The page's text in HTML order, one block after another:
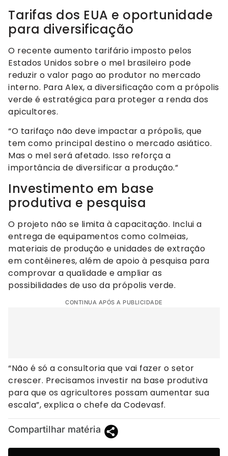
Tarifas dos EUA e oportunidade
para diversificação
O recente aumento tarifário imposto pelos
Estados Unidos sobre o mel brasileiro pode
reduzir o valor pago ao produtor no mercado
interno. Para Alex, a diversificação com a própolis
verde é estratégica para proteger a renda dos
apicultores.
“O tarifaço não deve impactar a própolis, que
tem como principal destino o mercado asiático.
Mas o mel será afetado. Isso reforça a
importância de diversificar a produção.”
Investimento em base
produtiva e pesquisa
O projeto não se limita à capacitação. Inclui a
entrega de equipamentos como colmeias,
materiais de produção e unidades de extração
em contêineres, além de apoio à pesquisa para
comprovar a qualidade e ampliar as
possibilidades de uso da própolis verde.
CONTINUA APÓS A PUBLICIDADE
“Não é só a consultoria que vai fazer o setor
crescer. Precisamos investir na base produtiva
para que os agricultores possam aumentar sua
escala”, explica o chefe da Codevasf.
Compartilhar matéria